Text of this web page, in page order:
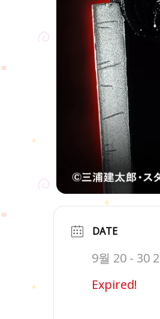
DATE
9월 20 - 30
Expired!